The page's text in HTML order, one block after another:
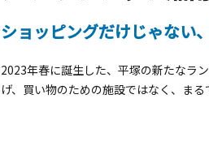
ショッピングだけじゃない
2023年春に誕生した、平塚の新たなラ
げ、買い物のための施設ではなく、ま